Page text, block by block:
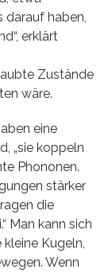
darauf haben,
erklärt
Zustände
wäre.
eine
„sie koppeln
Phononen.
stärker
die
Man kann sich
Kugeln,
Wenn